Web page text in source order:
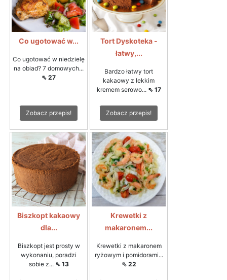
Co ugotować w...
Co ugotować w niedzielę
na obiad? 7 domowych...
⇖ 27
Zobacz przepis!
Tort Dyskoteka -
łatwy,...
Bardzo łatwy tort
kakaowy z lekkim
kremem serowo... ⇖ 17
Zobacz przepis!
Biszkopt kakaowy
dla...
Biszkopt jest prosty w
wykonaniu, poradzi
sobie z... ⇖ 13
Krewetki z
makaronem...
Krewetki z makaronem
ryżowym i pomidorami...
⇖ 22